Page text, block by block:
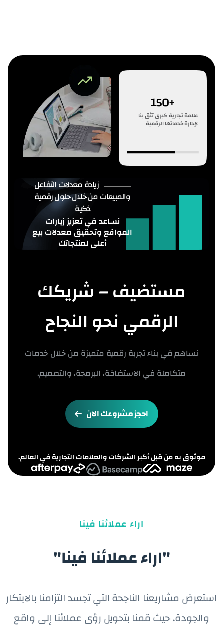
+150
علامة تجارية كبرى تثق بنا
لإدارة خدماتها الرقمية
زيادة معدلات التفاعل
والمبيعات من خلال حلول رقمية
ذكية
نساعد في تعزيز زيارات
المواقع وتحقيق معدلات بيع
أعلى لمنتجاتك
مستضيف – شريكك
الرقمي نحو النجاح
نساهم في بناء تجربة رقمية متميزة من خلال خدمات
متكاملة في الاستضافة، البرمجة، والتصميم.
احجز مشروعك الان
موثوق به من قبل أكبر الشركات والعلامات التجارية في العالم.
اراء عملائنا فينا
"اراء عملائنا فينا"
استعرض مشاريعنا الناجحة التي تجسد التزامنا بالابتكار
والجودة، حيث قمنا بتحويل رؤى عملائنا إلى واقع